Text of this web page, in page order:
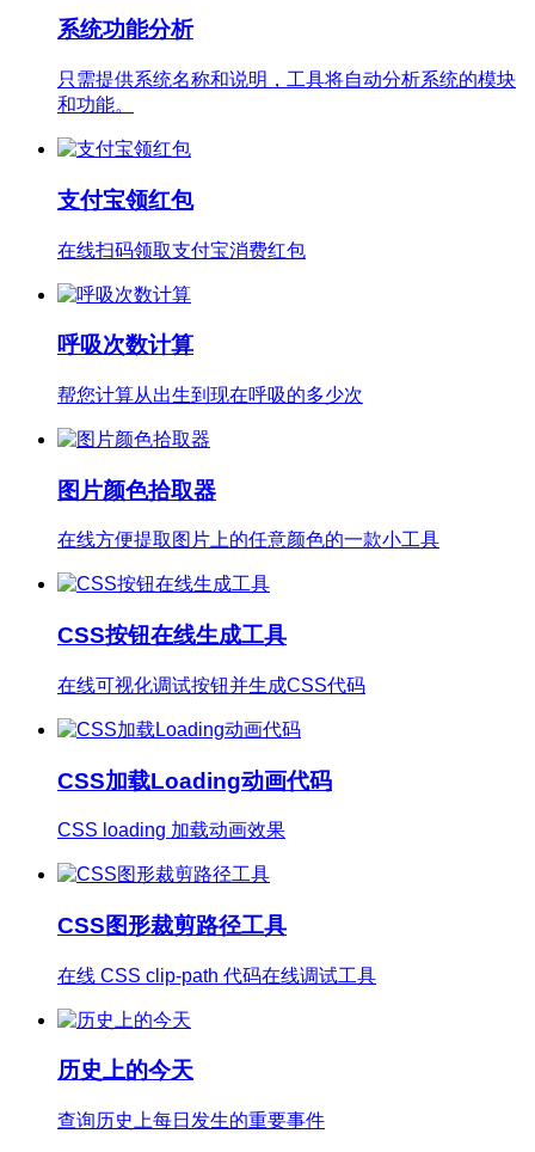
系统功能分析
只需提供系统名称和说明，工具将自动分析系统的模块
和功能。
支付宝领红包
在线扫码领取支付宝消费红包
呼吸次数计算
帮您计算从出生到现在呼吸的多少次
图片颜色拾取器
在线方便提取图片上的任意颜色的一款小工具
CSS按钮在线生成工具
在线可视化调试按钮并生成CSS代码
CSS加载Loading动画代码
CSS loading 加载动画效果
CSS图形裁剪路径工具
在线 CSS clip-path 代码在线调试工具
历史上的今天
查询历史上每日发生的重要事件